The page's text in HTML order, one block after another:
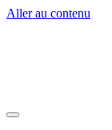
Aller au contenu